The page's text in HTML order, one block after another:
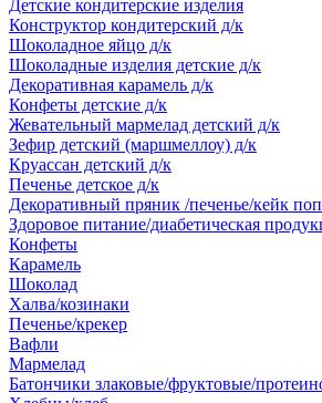
Детские кондитерские изделия
Конструктор кондитерский д/к
Шоколадное яйцо д/к
Шоколадные изделия детские д/к
Декоративная карамель д/к
Конфеты детские д/к
Жевательный мармелад детский д/к
Зефир детский (маршмеллоу) д/к
Круассан детский д/к
Печенье детское д/к
Декоративный пряник /печенье/кейк
Здоровое питание/диабетическая
Конфеты
Карамель
Шоколад
Халва/козинаки
Печенье/крекер
Вафли
Мармелад
Батончики злаковые/фруктовые/